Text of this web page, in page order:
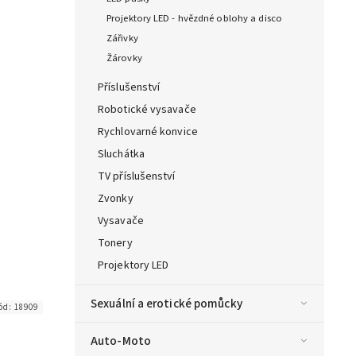
Projektory LED - hvězdné oblohy a disco
Zářivky
Žárovky
Příslušenství
Robotické vysavače
Rychlovarné konvice
Sluchátka
TV příslušenství
Zvonky
Vysavače
Tonery
Projektory LED
Sexuální a erotické pomůcky
Auto-Moto
18909